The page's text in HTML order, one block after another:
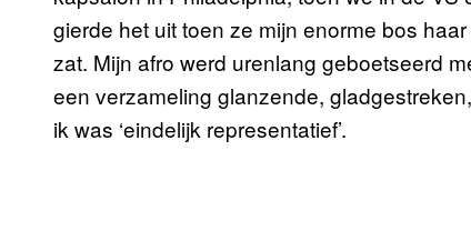
gierde het uit toen ze mijn enorme bos
zat. Mijn afro werd urenlang geboetseerd
een verzameling glanzende,
ik was ‘eindelijk representatief’.